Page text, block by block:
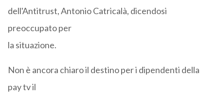
dell'Antitrust, Antonio Catricalà, dicendosi
preoccupato per
la situazione.
Non è ancora chiaro il destino per i dipendenti della
pay tv il